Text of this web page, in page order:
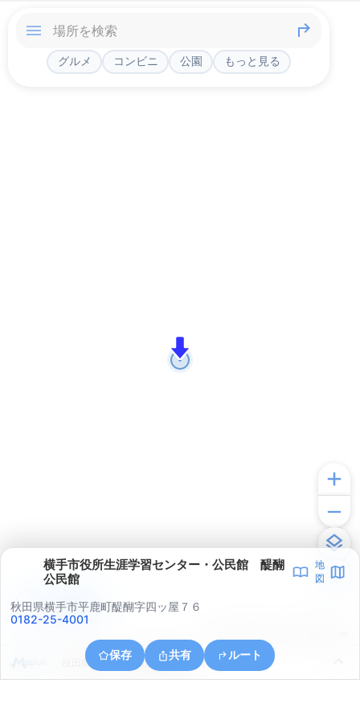
グルメ コンビニ 公園 もっと見る
横手市役所生涯学習センター・公民館 醍醐
公民館
地
図
秋田県横手市平鹿町醍醐字四ッ屋７６
0182-25-4001
保存 共有 ルート
秋田県横手市平鹿町醍醐東萩ノ目
アプリで見る